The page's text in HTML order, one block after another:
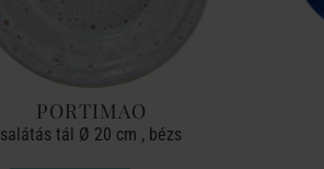
PORTIMAO
salátás tál Ø 20 cm , bézs